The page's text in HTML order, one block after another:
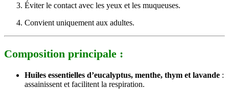
Éviter le contact avec les yeux et les muqueuses.
Convient uniquement aux adultes.
Composition principale :
Huiles essentielles d’eucalyptus, menthe, thym et lavande :
assainissent et facilitent la respiration.